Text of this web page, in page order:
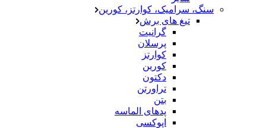
سنگ، سرامیک، کوارتز، کورین
تیغ های برش
گرانیت
پرسلان
کوارتز
کورین
دکتون
تراورتن
بتن
پدهای الماسه
اپوکسی